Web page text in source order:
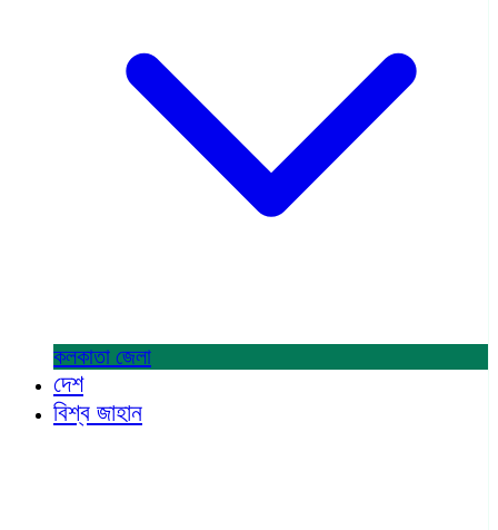
কলকাতা জেলা
দেশ
বিশ্ব জাহান